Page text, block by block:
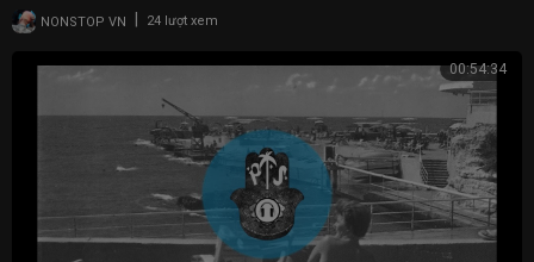
NONSTOP VN 24 lượt xem
00:54:34